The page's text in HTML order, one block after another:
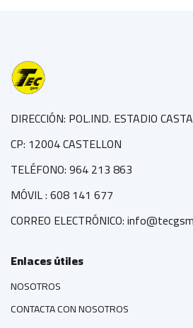
DIRECCIÓN: POL.IND. ESTADIO
CP: 12004 CASTELLON
TELÉFONO: 964 213 863
MÓVIL : 608 141 677
CORREO ELECTRÓNICO:
Enlaces útiles
NOSOTROS
CONTACTA CON NOSOTROS